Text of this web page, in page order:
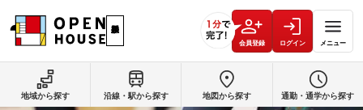
会員登録 ログイン メニュー
地域から探す 沿線・駅から探す 地図から探す 通勤・通学から探す